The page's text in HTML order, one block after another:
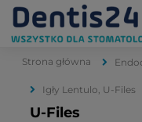
Strona główna
Igły Lentulo, U-Files
U-Files